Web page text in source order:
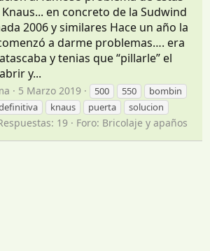
en concreto de la Sudwind
2006 y similares Hace un año la
a darme problemas…. era
y tenias que “pillarle” el
y...
5 Marzo 2019 500 550
bombin
knaus puerta
solucion
19 Foro: Bricolaje y apaños